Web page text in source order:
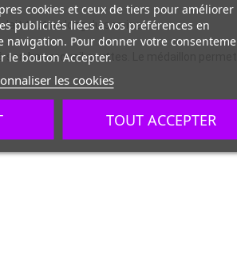
lait tout au long du service.
bac recueil gouttes. Le médaillon
cookies et ceux de tiers pour améliorer
publicités liées à vos préférences en
navigation. Pour donner votre
le bouton Accepter.
les cookies
TOUT ACCEPTER